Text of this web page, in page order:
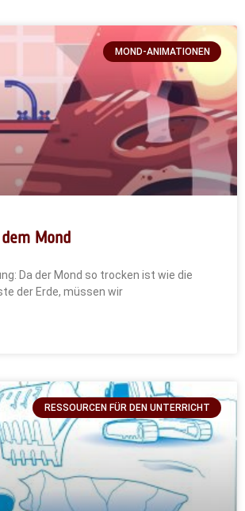
MOND-ANIMATIONEN
Mond
Da der Mond so trocken ist wie die
der Erde, müssen wir
RESSOURCEN FÜR DEN UNTERRICHT